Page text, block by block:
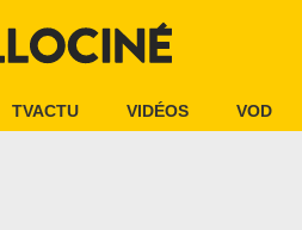
TVACTU VIDÉOS VOD